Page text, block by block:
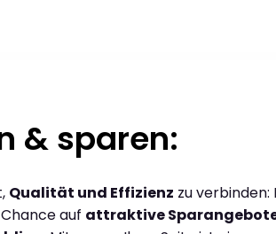
& sparen:
Qualität und Effizienz zu verbinden:
auf attraktive